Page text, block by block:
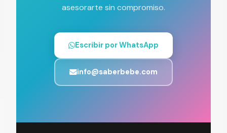
asesorarte sin compromiso.
Escribir por WhatsApp
info@saberbebe.com